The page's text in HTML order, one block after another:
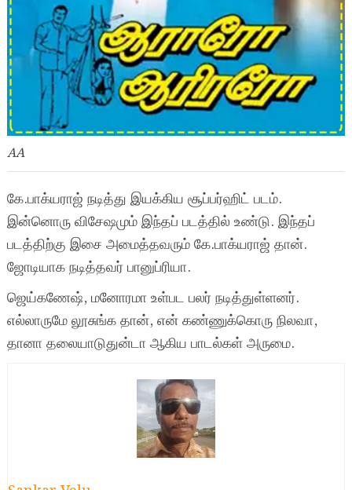
AA
கே.பாக்யராஜ் நடித்து இயக்கிய சூப்பர்ஹிட் படம்.
இன்னொரு விசேஷமும் இந்தப் படத்தில் உண்டு. இந்தப்
படத்திற்கு இசை அமைத்தவரும் கே.பாக்யராஜ் தான்.
ஜோடியாக நடித்தவர் பானுப்ரியா.
ஜெய்கணேஷ், மனோரமா உள்பட பலர் நடித்துள்ளனர்.
எல்லாருமே லூசுங்க தான், என் கண்ணுக்கொரு நிலவா,
தானா தலையாடுதுன்டா ஆகிய பாடல்கள் அருமை.